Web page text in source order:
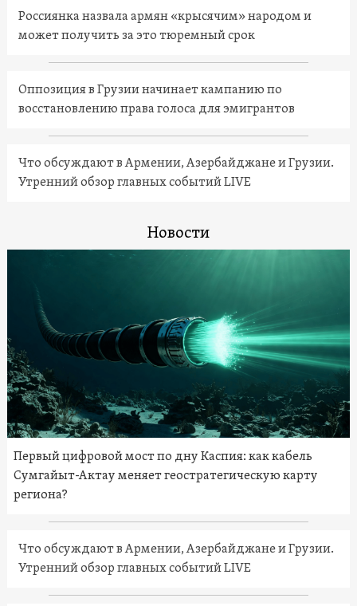
Россиянка назвала армян «крысячим» народом и
может получить за это тюремный срок
Оппозиция в Грузии начинает кампанию по
восстановлению права голоса для эмигрантов
Что обсуждают в Армении, Азербайджане и Грузии.
Утренний обзор главных событий LIVE
Новости
Первый цифровой мост по дну Каспия: как кабель
Сумгайыт-Актау меняет геостратегическую карту
региона?
Что обсуждают в Армении, Азербайджане и Грузии.
Утренний обзор главных событий LIVE